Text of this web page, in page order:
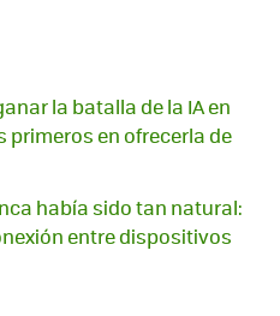
la batalla de la IA en
en ofrecerla de
había sido tan natural:
entre dispositivos